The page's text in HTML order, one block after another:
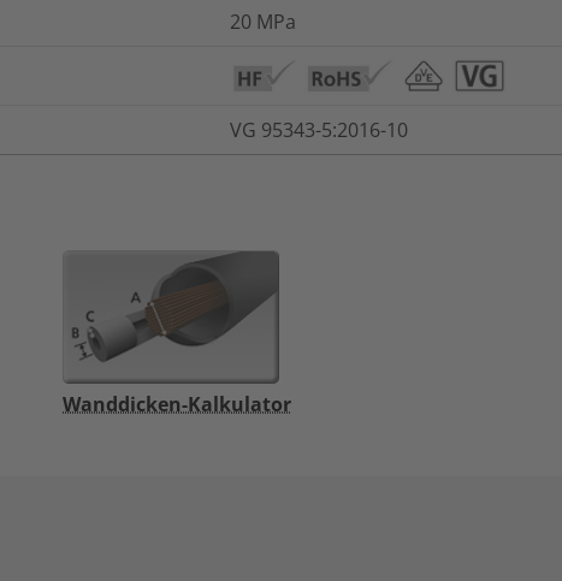
20 MPa
VG 95343-5:2016-10
Wanddicken-Kalkulator